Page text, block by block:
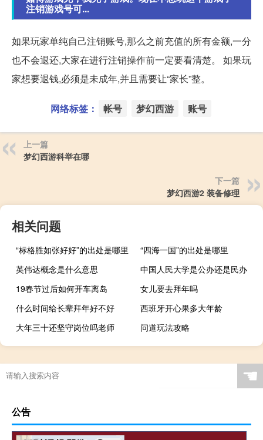
注销游戏号可...
如果玩家单纯自己注销账号,那么之前充值的所有金额,一分
也不会退还,大家在进行注销操作前一定要看清楚。 如果玩
家想要退钱,必须是未成年,并且需要让“家长”整。
网络标签： 帐号 梦幻西游 账号
上一篇
梦幻西游科举在哪
下一篇
梦幻西游2 装备修理
相关问题
“标格胜如张好好”的出处是哪里
“四海一国”的出处是哪里
英伟达概念是什么意思
中国人民大学是公办还是民办
19春节过后如何开车离岛
女儿要去拜年吗
什么时间给长辈拜年好不好
西班牙开心果多大年龄
大年三十还坚守岗位吗老师
问道玩法攻略
☚
公告